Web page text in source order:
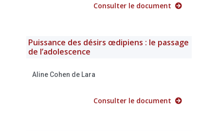
Consulter le document
Puissance des désirs œdipiens : le passage
de l’adolescence
Aline Cohen de Lara
Consulter le document